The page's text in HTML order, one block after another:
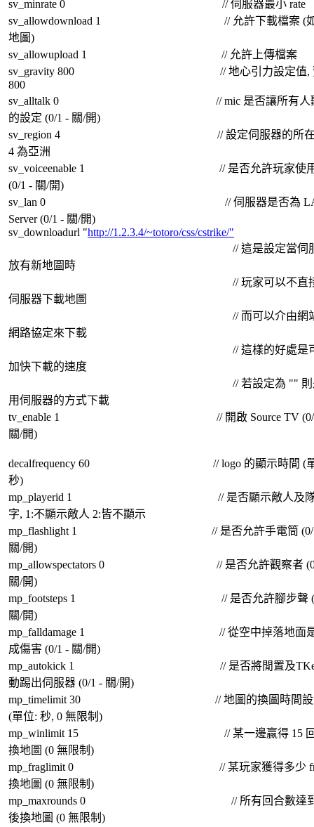
sv_minrate 0 // 伺服器最小 rate
sv_allowdownload 1 // 允許下載檔案 (如
地圖)
sv_allowupload 1 // 允許上傳檔案
sv_gravity 800 // 地心引力設定值,
800
sv_alltalk 0 // mic 是否讓所有人
的設定 (0/1 - 關/開)
sv_region 4 // 設定伺服器的所在
4 為亞洲
sv_voiceenable 1 // 是否允許玩家使用
(0/1 - 關/開)
sv_lan 0 // 伺服器是否為
Server (0/1 - 關/開)
sv_downloadurl "http://1.2.3.4/~totoro/css/cstrike/"
// 這是設定當伺服
放有新地圖時
// 玩家可以不直接
伺服器下載地圖
// 而可以介由網站
網路協定來下載
// 這樣的好處是可
加快下載的速度
// 若設定為 "" 則是
用伺服器的方式下載
tv_enable 1 // 開啟 Source TV (0/
關/開)
decalfrequency 60 // logo 的顯示時間 (單
秒)
mp_playerid 1 // 是否顯示敵人及隊
字, 1:不顯示敵人 2:皆不顯示
mp_flashlight 1 // 是否允許手電筒 (0/
關/開)
mp_allowspectators 0 // 是否允許觀察者 (0/
關/開)
mp_footsteps 1 // 是否允許腳步聲
關/開)
mp_falldamage 1 // 從空中掉落地面是
成傷害 (0/1 - 關/開)
mp_autokick 1 // 是否將閒置及TKer
動踢出伺服器 (0/1 - 關/開)
mp_timelimit 30 // 地圖的換圖時間設
(單位: 秒, 0 無限制)
mp_winlimit 15 // 某一邊贏得 15 回
換地圖 (0 無限制)
mp_fraglimit 0 // 某玩家獲得多少
換地圖 (0 無限制)
mp_maxrounds 0 // 所有回合數達到
後換地圖 (0 無限制)